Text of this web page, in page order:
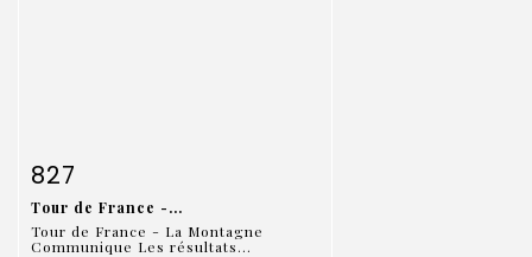
Fiche détaillée
827
Tour de France -...
Tour de France - La Montagne
Communique Les résultats...